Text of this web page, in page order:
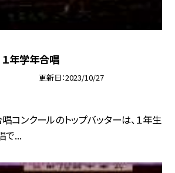
年学年合唱
更新日 2023/10/27
唱コンクールのトップバッターは、１年生
で...